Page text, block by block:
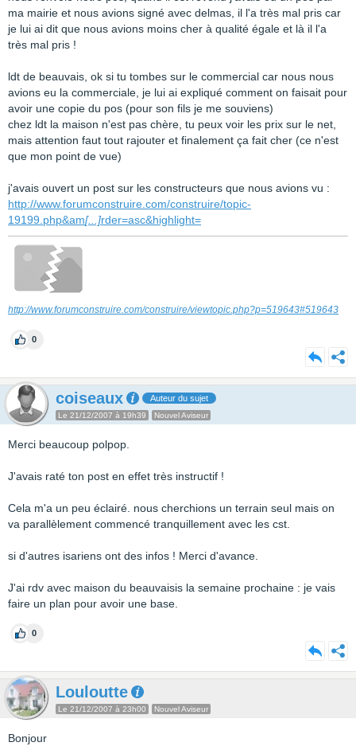
ma mairie et nous avions signé avec delmas, il l'a très mal pris car
je lui ai dit que nous avions moins cher à qualité égale et là il l'a
très mal pris !
ldt de beauvais, ok si tu tombes sur le commercial car nous nous
avions eu la commerciale, je lui ai expliqué comment on faisait pour
avoir une copie du pos (pour son fils je me souviens)
chez ldt la maison n'est pas chère, tu peux voir les prix sur le net,
mais attention faut tout rajouter et finalement ça fait cher (ce n'est
que mon point de vue)
j'avais ouvert un post sur les constructeurs que nous avions vu :
http://www.forumconstruire.com/construire/topic-
19199.php&am[...]rder=asc&highlight=
http://www.forumconstruire.com/construire/viewtopic.php?p=519643#519643
0
coiseaux Auteur du sujet
Le 21/12/2007 à 19h39 Nouvel Aviseur
Merci beaucoup polpop.
J'avais raté ton post en effet très instructif !
Cela m'a un peu éclairé. nous cherchions un terrain seul mais on
va parallèlement commencé tranquillement avec les cst.
si d'autres isariens ont des infos ! Merci d'avance.
J'ai rdv avec maison du beauvaisis la semaine prochaine : je vais
faire un plan pour avoir une base.
0
Louloutte
Le 21/12/2007 à 23h00 Nouvel Aviseur
Bonjour